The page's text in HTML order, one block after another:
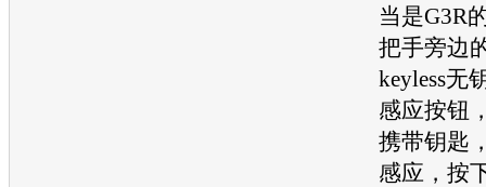
当是G3R
把手旁边
keyless无
感应按钮
携带钥匙
感应，按